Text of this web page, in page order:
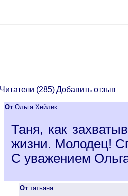
Читатели (285)Добавить отзыв
От Ольга Хейлик
Таня, как
жизни. Молодец!
С уважением
От татьяна